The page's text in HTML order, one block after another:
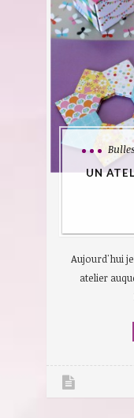
UN
Aujourd'hui
atelier